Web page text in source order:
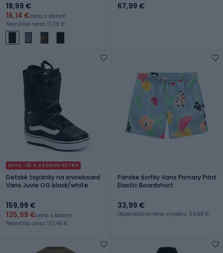
18,99 €
16,14 €cena s kódom
Najnižšia cena: 17,09 €
67,99 €
Extra -15 % s kódom EXTRA
Detské topánky na snowboard
Vans Juvie OG black/white
159,99 €
135,99 €cena s kódom
Najnižšia cena: 127,49 €
Pánske šortky Vans Primary Print
Elastic Boardshort
33,99 €
Odporúčaná cena výrobcu: 54,99 €